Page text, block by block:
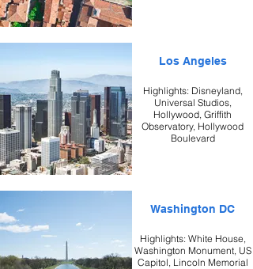
Los Angeles
Highlights: Disneyland,
Universal Studios,
Hollywood, Griffith
Observatory, Hollywood
Boulevard
Washington DC
Highlights: White House,
Washington Monument, US
Capitol, Lincoln Memorial